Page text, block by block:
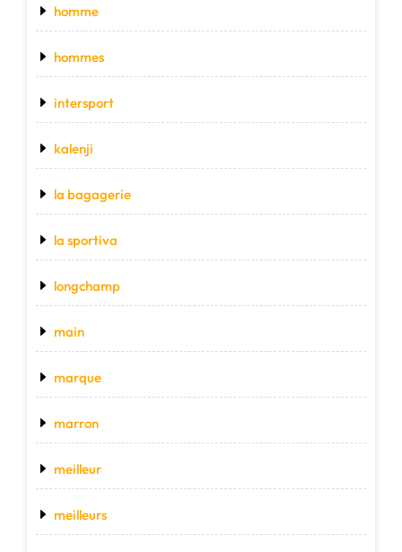
homme
hommes
intersport
kalenji
la bagagerie
la sportiva
longchamp
main
marque
marron
meilleur
meilleurs